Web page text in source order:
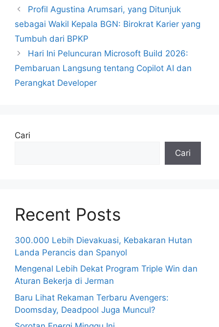
Profil Agustina Arumsari, yang Ditunjuk
sebagai Wakil Kepala BGN: Birokrat Karier yang
Tumbuh dari BPKP
Hari Ini Peluncuran Microsoft Build 2026:
Pembaruan Langsung tentang Copilot AI dan
Perangkat Developer
Cari
Cari
Recent Posts
300.000 Lebih Dievakuasi, Kebakaran Hutan
Landa Perancis dan Spanyol
Mengenal Lebih Dekat Program Triple Win dan
Aturan Bekerja di Jerman
Baru Lihat Rekaman Terbaru Avengers:
Doomsday, Deadpool Juga Muncul?